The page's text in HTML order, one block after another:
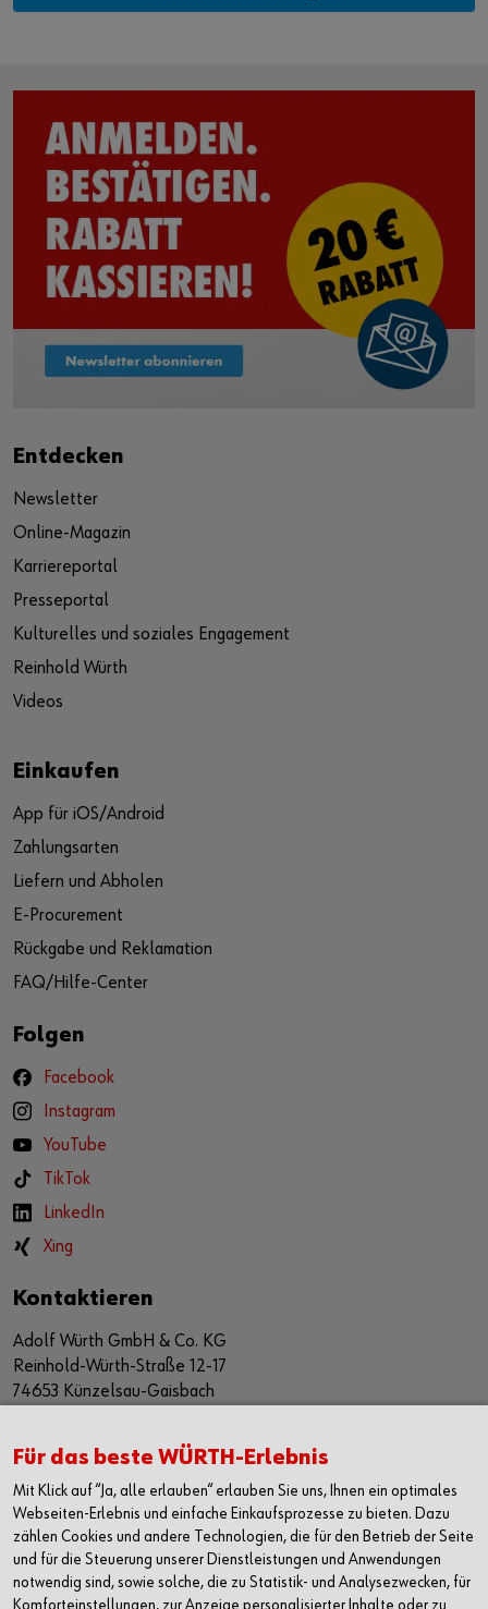
Entdecken
Newsletter
Online-Magazin
Karriereportal
Presseportal
Kulturelles und soziales Engagement
Reinhold Würth
Videos
Einkaufen
App für iOS/Android
Zahlungsarten
Liefern und Abholen
E-Procurement
Rückgabe und Reklamation
FAQ/Hilfe-Center
Folgen
Facebook
Instagram
YouTube
TikTok
LinkedIn
Xing
Kontaktieren
Adolf Würth GmbH & Co. KG
Reinhold-Würth-Straße 12-17
74653 Künzelsau-Gaisbach
Alle Kontaktmöglichkeiten
+49 7940 15-2400
info@wuerth.com
Für das beste WÜRTH-Erlebnis
Mit Klick auf “Ja, alle erlauben“ erlauben Sie uns, Ihnen ein optimales
Webseiten-Erlebnis und einfache Einkaufsprozesse zu bieten. Dazu
zählen Cookies und andere Technologien, die für den Betrieb der Seite
und für die Steuerung unserer Dienstleistungen und Anwendungen
notwendig sind, sowie solche, die zu Statistik- und Analysezwecken, für
Komforteinstellungen, zur Anzeige personalisierter Inhalte oder zu